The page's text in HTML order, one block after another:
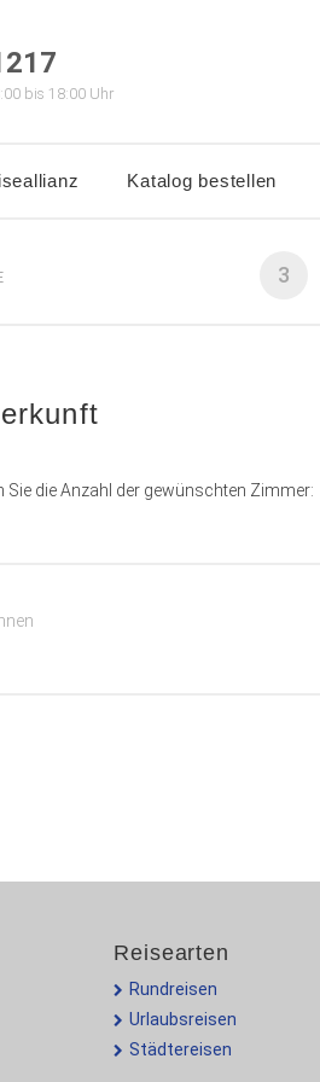
bis 18:00 Uhr
Katalog bestellen
3
Sie die Anzahl der gewünschten Zimmer:
Reisearten
Rundreisen
Urlaubsreisen
Städtereisen